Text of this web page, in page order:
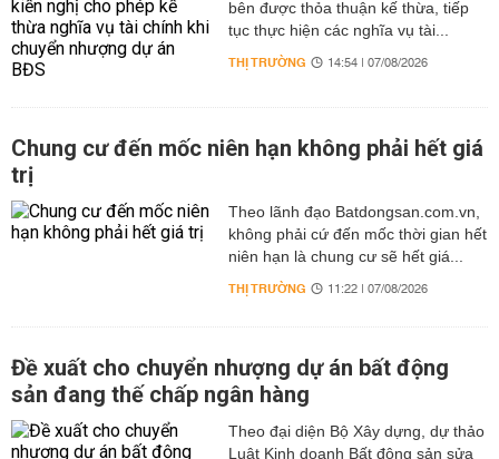
bên được thỏa thuận kế thừa, tiếp
tục thực hiện các nghĩa vụ tài...
THỊ TRƯỜNG 14:54 | 07/08/2026
Chung cư đến mốc niên hạn không phải hết giá
trị
Theo lãnh đạo Batdongsan.com.vn,
không phải cứ đến mốc thời gian hết
niên hạn là chung cư sẽ hết giá...
THỊ TRƯỜNG 11:22 | 07/08/2026
Đề xuất cho chuyển nhượng dự án bất động
sản đang thế chấp ngân hàng
Theo đại diện Bộ Xây dựng, dự thảo
Luật Kinh doanh Bất động sản sửa